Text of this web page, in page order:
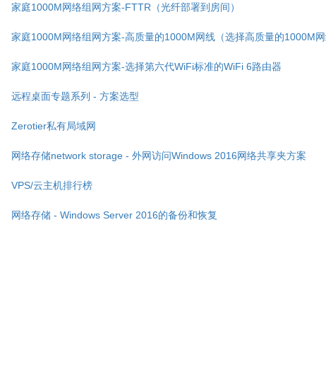
家庭1000M网络组网方案-FTTR（光纤部署到房间）
家庭1000M网络组网方案-高质量的1000M网线（选择高质量的1000M网
家庭1000M网络组网方案-选择第六代WiFi标准的WiFi 6路由器
远程桌面专题系列 - 方案选型
Zerotier私有局域网
网络存储network storage - 外网访问Windows 2016网络共享夹方案
VPS/云主机排行榜
网络存储 - Windows Server 2016的备份和恢复